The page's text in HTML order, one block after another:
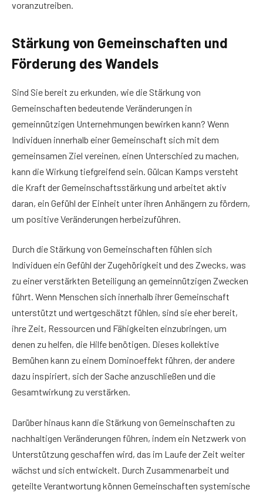
voranzutreiben.
Stärkung von Gemeinschaften und
Förderung des Wandels
Sind Sie bereit zu erkunden, wie die Stärkung von
Gemeinschaften bedeutende Veränderungen in
gemeinnützigen Unternehmungen bewirken kann? Wenn
Individuen innerhalb einer Gemeinschaft sich mit dem
gemeinsamen Ziel vereinen, einen Unterschied zu machen,
kann die Wirkung tiefgreifend sein. Gülcan Kamps versteht
die Kraft der Gemeinschaftsstärkung und arbeitet aktiv
daran, ein Gefühl der Einheit unter ihren Anhängern zu fördern,
um positive Veränderungen herbeizuführen.
Durch die Stärkung von Gemeinschaften fühlen sich
Individuen ein Gefühl der Zugehörigkeit und des Zwecks, was
zu einer verstärkten Beteiligung an gemeinnützigen Zwecken
führt. Wenn Menschen sich innerhalb ihrer Gemeinschaft
unterstützt und wertgeschätzt fühlen, sind sie eher bereit,
ihre Zeit, Ressourcen und Fähigkeiten einzubringen, um
denen zu helfen, die Hilfe benötigen. Dieses kollektive
Bemühen kann zu einem Dominoeffekt führen, der andere
dazu inspiriert, sich der Sache anzuschließen und die
Gesamtwirkung zu verstärken.
Darüber hinaus kann die Stärkung von Gemeinschaften zu
nachhaltigen Veränderungen führen, indem ein Netzwerk von
Unterstützung geschaffen wird, das im Laufe der Zeit weiter
wächst und sich entwickelt. Durch Zusammenarbeit und
geteilte Verantwortung können Gemeinschaften systemische